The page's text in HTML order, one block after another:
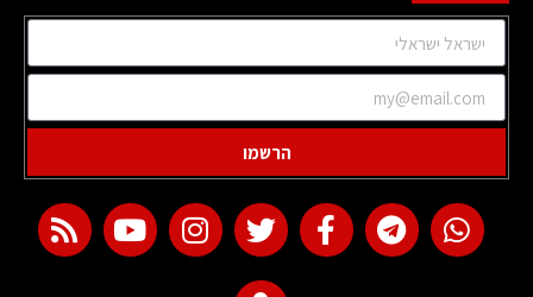
הרשמו